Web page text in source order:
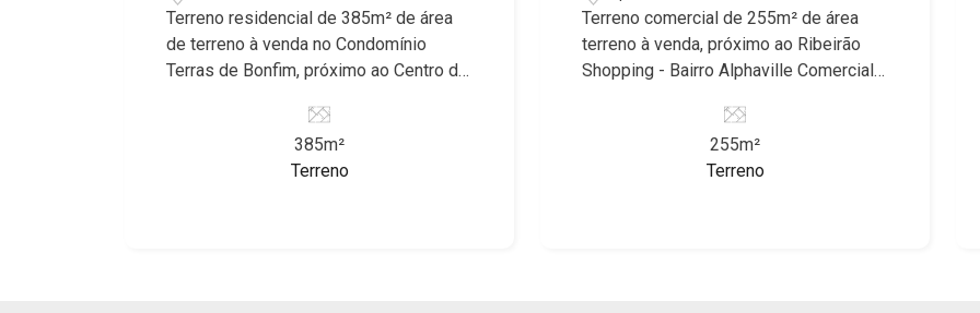
Terras de Siena, Quinta dos Ventos,
Buona Vitta Ribeirão, Ipê Rosa, Ipê
Amarelo, Ipê Roxo, Ipê Branco, Vila
Romana, Reserva Imperial, Quinta da
Primavera, Praça das Árvores, Praça
dos Pássaros, Praça das Flores,
Guaporé 1, 2 e 3, Colina do Sabiá, San
Preto/SP
Terreno residencial de 385m² de área
de terreno à venda no Condomínio
Terras de Bonfim, próximo ao Centro de
Ribeirão Preto/SP. Conheça as
características deste imóvel que a
Martinelli Imobiliária selecionou para
385m²
Terreno
Preto/SP
Terreno comercial de 255m² de área
terreno à venda, próximo ao Ribeirão
Shopping - Bairro Alphaville Comercial,
características deste imóvel que a
Martinelli Imobiliária selecionou para
255m²
Terreno